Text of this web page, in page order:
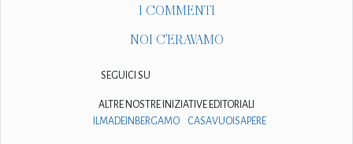
I COMMENTI
NOI C'ERAVAMO
SEGUICI SU
ALTRE NOSTRE INIZIATIVE EDITORIALI
ILMADEINBERGAMO
CASAVUOISAPERE